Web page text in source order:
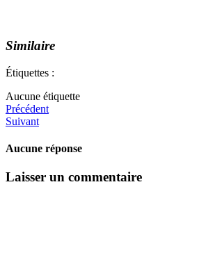
Similaire
Étiquettes :
Aucune étiquette
Précédent
Suivant
Aucune réponse
Laisser un commentaire